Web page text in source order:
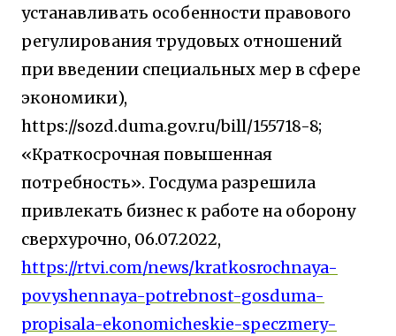
устанавливать особенности правового
регулирования трудовых отношений
при введении специальных мер в сфере
экономики),
https://sozd.duma.gov.ru/bill/155718-8;
«Краткосрочная повышенная
потребность». Госдума разрешила
привлекать бизнес к работе на оборону
сверхурочно, 06.07.2022,
https://rtvi.com/news/kratkosrochnaya-
povyshennaya-potrebnost-gosduma-
propisala-ekonomicheskie-speczmery-